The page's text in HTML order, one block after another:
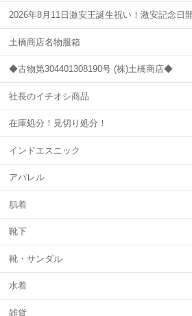
2026年8月11日激安王誕生祝い！激安記念日
土橋商店名物服箱
◆古物第304401308190号 (株)土橋商店◆
社長のイチオシ商品
在庫処分！見切り処分！
インドエスニック
アパレル
肌着
靴下
靴・サンダル
水着
雑貨